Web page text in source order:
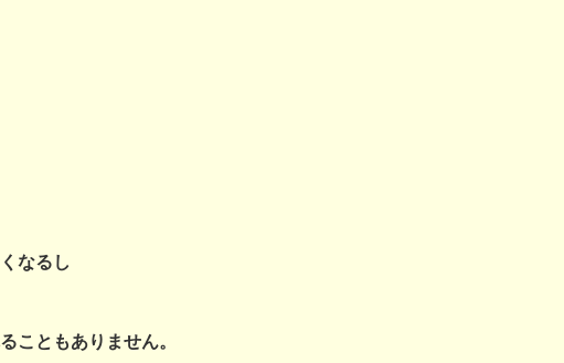
なるし
こともありません。